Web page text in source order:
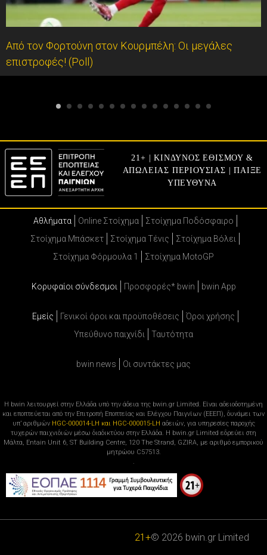
Από τον Φορτούνη στον Κουρμπέλη: Οι μεγάλες
επιστροφές! (Poll)
21+ | ΚΙΝΔΥΝΟΣ ΕΘΙΣΜΟΥ &
ΑΠΩΛΕΙΑΣ ΠΕΡΙΟΥΣΙΑΣ | ΠΑΙΞΕ
ΥΠΕΥΘΥΝΑ
Αθλήματα Online Στοίχημα
Στοίχημα Ποδόσφαιρο
Στοίχημα Μπάσκετ
Στοίχημα Τένις
Στοίχημα Βόλει
Στοίχημα Φόρμουλα 1
Στοίχημα MotoGP
Κορυφαίοι σύνδεσμοι Προσφορές* bwin bwin App
Εμείς Γενικοί όροι και προϋποθέσεις
Όροι χρήσης
Υπεύθυνο παιχνίδι
Ταυτότητα
bwin news Oι συντάκτες μας
Η bwin λειτουργεί στην Ελλάδα υπό την άδεια της bwin.gr Limited. Είναι αδειοδοτημένη
και εποπτεύεται από την Επιτροπή Εποπτείας και Ελέγχου Παιγνίων (ΕΕΕΠ), δυνάμει των
υπ’ αριθμών HGC-000014-LH και HGC-000015-LH αδειών, για υπηρεσίες παροχής
τυχερών παιχνιδιών μέσω διαδικτύου στην Ελλάδα. Η bwin.gr Limited εδρεύει στη
Μάλτα, Entain Unit 6, ST Building Centre, 120 The Strand, GZIRA, με αριθμό εμπορικού
μητρώου C57513.
.
21+© 2026 bwin.gr Limited